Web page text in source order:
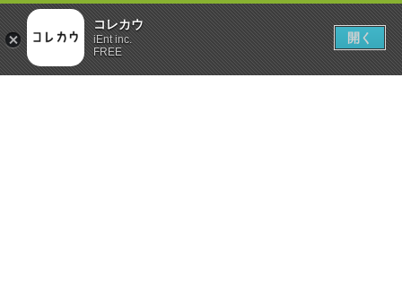
コレカウ
iEnt inc.
FREE
開く